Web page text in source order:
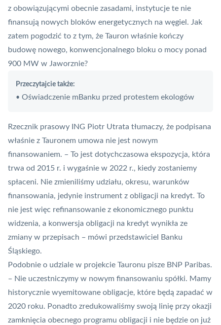
z obowiązującymi obecnie zasadami, instytucje te nie
finansują nowych bloków energetycznych na węgiel. Jak
zatem pogodzić to z tym, że Tauron właśnie kończy
budowę nowego, konwencjonalnego bloku o mocy ponad
900 MW w Jaworznie?
Przeczytajcie także:
• Oświadczenie mBanku przed protestem ekologów
Rzecznik prasowy ING Piotr Utrata tłumaczy, że podpisana
właśnie z Tauronem umowa nie jest nowym
finansowaniem. – To jest dotychczasowa ekspozycja, która
trwa od 2015 r. i wygaśnie w 2022 r., kiedy zostaniemy
spłaceni. Nie zmieniliśmy udziału, okresu, warunków
finansowania, jedynie instrument z obligacji na kredyt. To
nie jest więc refinansowanie z ekonomicznego punktu
widzenia, a konwersja obligacji na kredyt wynikła ze
zmiany w przepisach – mówi przedstawiciel Banku
Śląskiego.
Podobnie o udziale w projekcie Tauronu pisze BNP Paribas.
– Nie uczestniczymy w nowym finansowaniu spółki. Mamy
historycznie wyemitowane obligacje, które będą zapadać w
2020 roku. Ponadto zredukowaliśmy swoją linię przy okazji
zamknięcia obecnego programu obligacji i nie będzie on już